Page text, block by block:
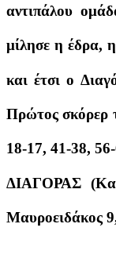
αντιπάλου
μίλησε η έδρα,
και έτσι ο
Πρώτος σκόρερ
18-17, 41-38,
ΔΙΑΓΟΡΑΣ
Μαυροειδάκος